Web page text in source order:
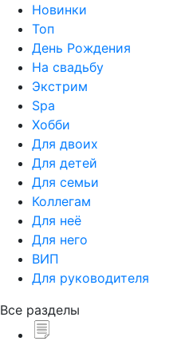
Новинки
Топ
День Рождения
На свадьбу
Экстрим
Spa
Хобби
Для двоих
Для детей
Для семьи
Коллегам
Для неё
Для него
ВИП
Для руководителя
Все разделы